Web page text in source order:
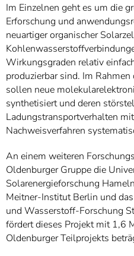
Im Einzelnen geht es um die
Erforschung und
neuartiger organischer
Wirkungsgraden relativ
produzierbar sind. Im
sollen neue
synthetisiert und deren
Ladungstransportverhalten
Nachweisverfahren
An einem weiteren
Oldenburger Gruppe die
Solarenergieforschung
Meitner-Institut Berlin und
und Wasserstoff-Forschung
fördert dieses Projekt mit 1,6
Oldenburger Teilprojekts